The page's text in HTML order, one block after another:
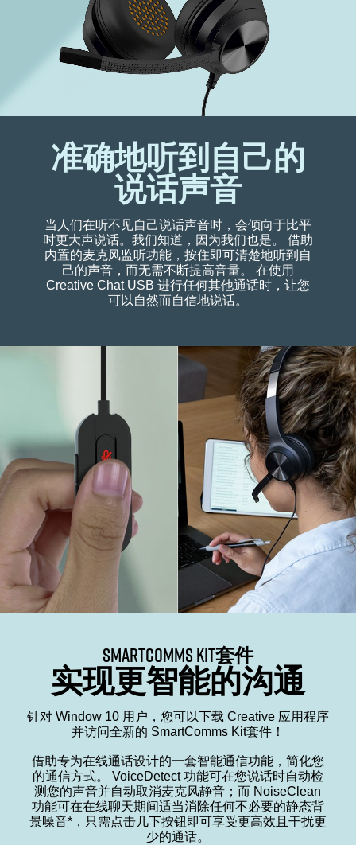
准确地听到自己的
说话声音
当人们在听不见自己说话声音时，会倾向于比平
时更大声说话。我们知道，因为我们也是。 借助
内置的麦克风监听功能，按住即可清楚地听到自
己的声音，而无需不断提高音量。 在使用
Creative Chat USB 进行任何其他通话时，让您
可以自然而自信地说话。
SMARTCOMMS KIT套件
实现更智能的沟通
针对 Window 10 用户，您可以下载 Creative 应用程序
并访问全新的 SmartComms Kit套件！
借助专为在线通话设计的一套智能通信功能，简化您
的通信方式。 VoiceDetect 功能可在您说话时自动检
测您的声音并自动取消麦克风静音；而 NoiseClean
功能可在在线聊天期间适当消除任何不必要的静态背
景噪音*，只需点击几下按钮即可享受更高效且干扰更
少的通话。